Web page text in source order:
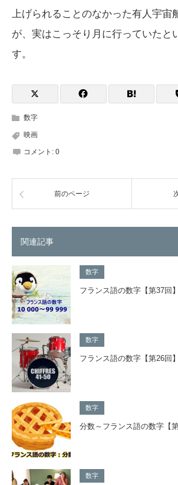
上げられることのなかった有人宇宙
が、実はこっそり月に行っていたと
す。
数字
映画
コメント: 0
前のページ
関連記事
数字
フランス語の数字【第37回
数字
フランス語の数字【第26回
数字
分数～フランス語の数字【第
数字